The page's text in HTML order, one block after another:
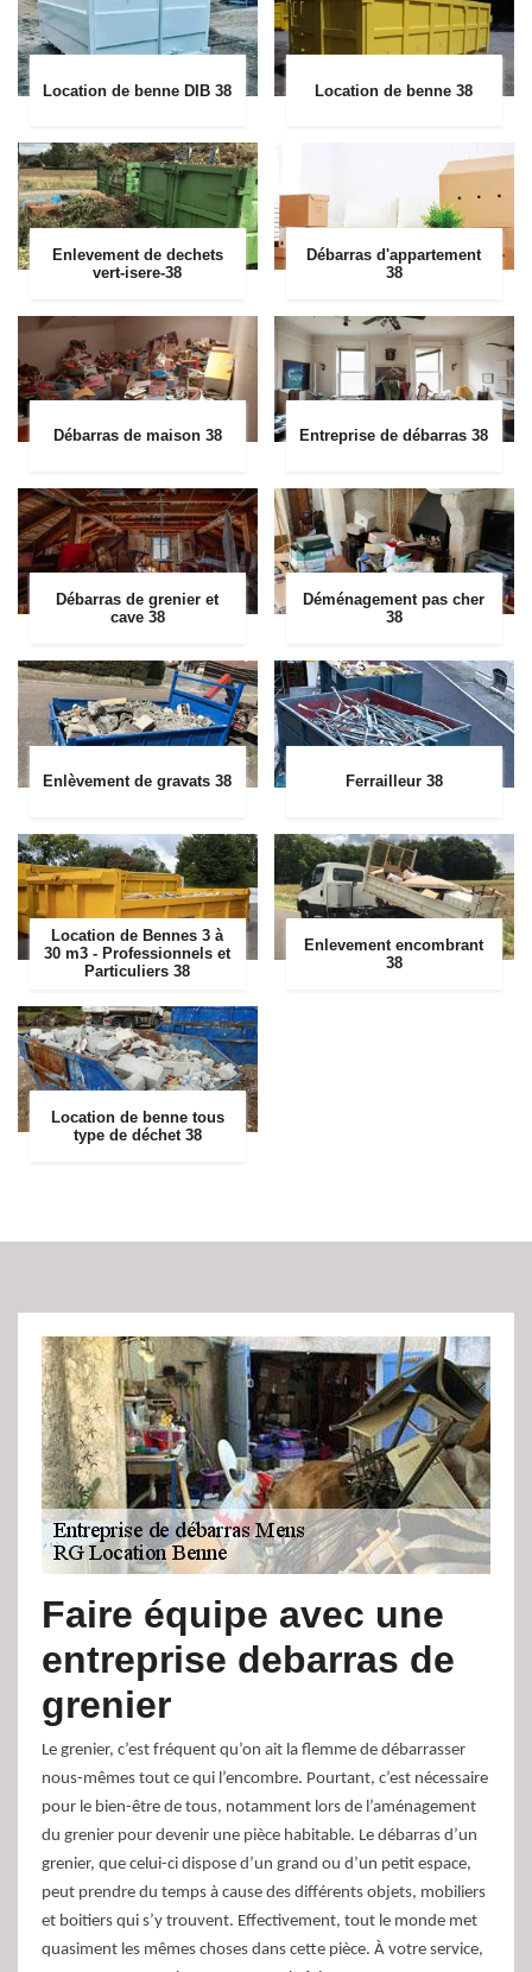
Location de benne DIB 38 Location de benne 38
Enlevement de dechets
vert-isere-38
Débarras d'appartement
38
Débarras de maison 38 Entreprise de débarras 38
Débarras de grenier et
cave 38
Déménagement pas cher
38
Enlèvement de gravats 38 Ferrailleur 38
Location de Bennes 3 à
30 m3 - Professionnels et
Particuliers 38
Enlevement encombrant
38
Location de benne tous
type de déchet 38
Faire équipe avec une
entreprise debarras de
grenier
Le grenier, c’est fréquent qu’on ait la flemme de débarrasser
nous-mêmes tout ce qui l’encombre. Pourtant, c’est nécessaire
pour le bien-être de tous, notamment lors de l’aménagement
du grenier pour devenir une pièce habitable. Le débarras d’un
grenier, que celui-ci dispose d’un grand ou d’un petit espace,
peut prendre du temps à cause des différents objets, mobiliers
et boitiers qui s’y trouvent. Effectivement, tout le monde met
quasiment les mêmes choses dans cette pièce. À votre service,